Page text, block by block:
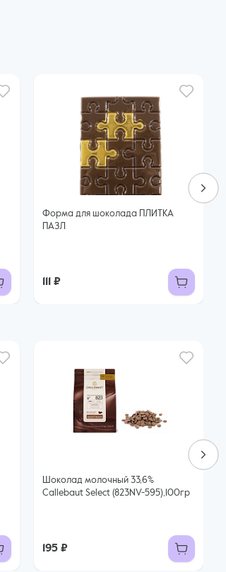
Форма для шоколада ПЛИТКА
ПАЗЛ
111 ₽
Шоколад молочный 33,6%
Callebaut Select (823NV-595),100гр
195 ₽